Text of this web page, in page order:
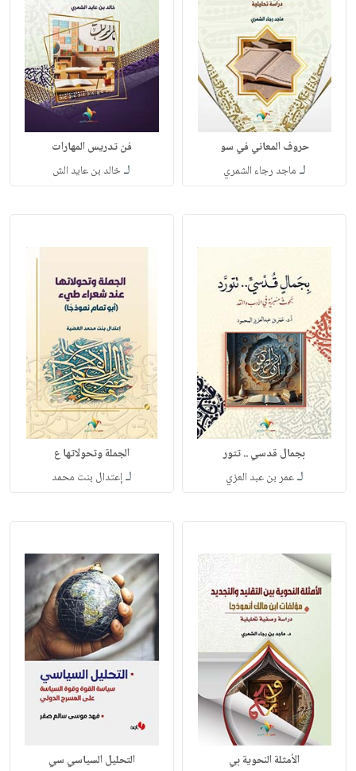
حروف المعاني في سو
لـ ماجد رجاء الشمري
فن تدريس المهارات
لـخالد بن عايد الش
بجمال قدسي .. تتور
لـعمر بن عبد العزي
الجملة وتحولاتها ع
لـإعتدال بنت محمد
الأمثلة النحوية بي التحليل السياسي سي